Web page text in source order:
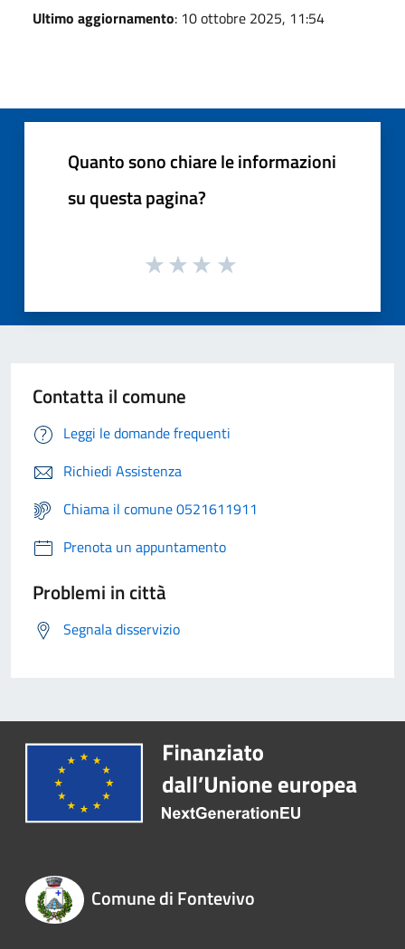
Ultimo aggiornamento: 10 ottobre 2025, 11:54
Quanto sono chiare le informazioni
su questa pagina?
Contatta il comune
Leggi le domande frequenti
Richiedi Assistenza
Chiama il comune 0521611911
Prenota un appuntamento
Problemi in città
Segnala disservizio
Comune di Fontevivo